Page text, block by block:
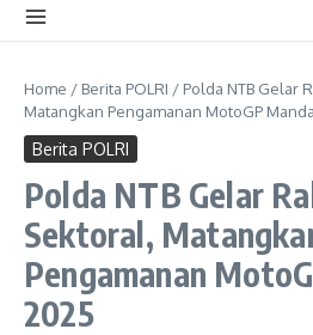
Home / Berita POLRI / Polda NTB Gelar
Matangkan Pengamanan MotoGP
Berita POLRI
Polda NTB Gelar
Sektoral,
Pengamanan
2025